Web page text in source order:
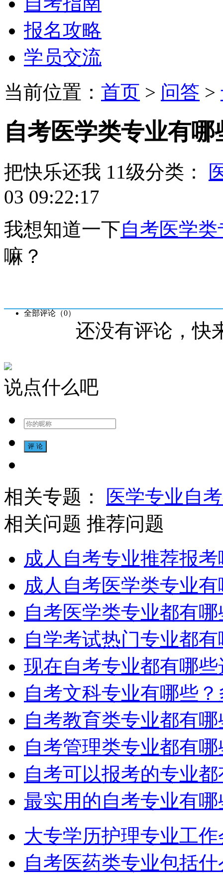
报名攻略
学员交流
当前位置： 首页 > 问答 >
自考医学类专业有哪
把快乐还我 11级分类：
03 09:22:17
我想知道一下自考医学类
嘛？
全部评论（0）
还没有评论，快
说点什么吧
相关专题： 医学专业自
相关问题 推荐问题
成人自考专业推荐报
成人自考医学类专业
自考医学类专业都有
自学考试热门专业都
现在自考专业都有哪
自考文科专业有哪些
自考教育类专业都有
自考管理类专业都有
自考可以报考的专业
最实用的自考专业有哪
大专学历护理专业工
自考医药类专业包括